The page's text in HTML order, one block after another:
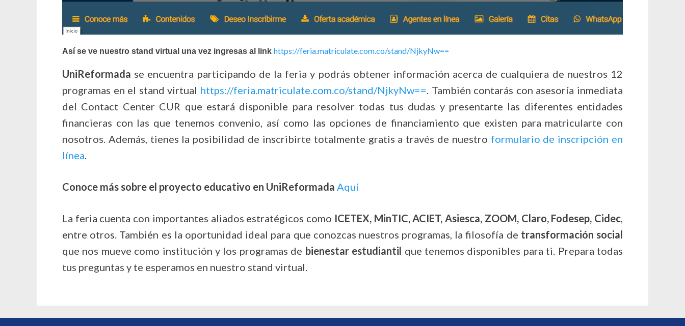
Así se ve nuestro stand virtual una vez ingresas al link https://feria.matriculate.com.co/stand/NjkyNw==
UniReformada se encuentra participando de la feria y podrás obtener información acerca de cualquiera de nuestros 12
programas en el stand virtual https://feria.matriculate.com.co/stand/NjkyNw==. También contarás con asesoría inmediata
del Contact Center CUR que estará disponible para resolver todas tus dudas y presentarte las diferentes entidades
financieras con las que tenemos convenio, así como las opciones de financiamiento que existen para matricularte con
nosotros. Además, tienes la posibilidad de inscribirte totalmente gratis a través de nuestro formulario de inscripción en
línea.
Conoce más sobre el proyecto educativo en UniReformada Aquí
La feria cuenta con importantes aliados estratégicos como ICETEX, MinTIC, ACIET, Asiesca, ZOOM, Claro, Fodesep, Cidec,
entre otros. También es la oportunidad ideal para que conozcas nuestros programas, la filosofía de transformación social
que nos mueve como institución y los programas de bienestar estudiantil que tenemos disponibles para ti. Prepara todas
tus preguntas y te esperamos en nuestro stand virtual.